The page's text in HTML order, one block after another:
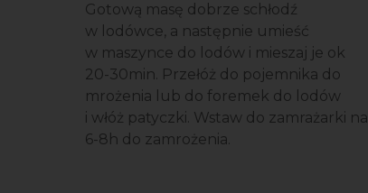
Gotową masę dobrze schłodź
w lodówce, a następnie umieść
w maszynce do lodów i mieszaj je ok
20-30min. Przełóż do pojemnika do
mrożenia lub do foremek do lodów
i włóż patyczki. Wstaw do zamrażarki na
6-8h do zamrożenia.